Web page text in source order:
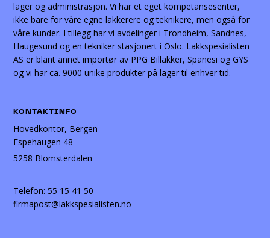
lager og administrasjon. Vi har et eget kompetansesenter,
ikke bare for våre egne lakkerere og teknikere, men også for
våre kunder. I tillegg har vi avdelinger i Trondheim, Sandnes,
Haugesund og en tekniker stasjonert i Oslo. Lakkspesialisten
AS er blant annet importør av PPG Billakker, Spanesi og GYS
og vi har ca. 9000 unike produkter på lager til enhver tid.
KONTAKTINFO
Hovedkontor, Bergen
Espehaugen 48
5258 Blomsterdalen
Telefon:55 15 41 50
firmapost@lakkspesialisten.no